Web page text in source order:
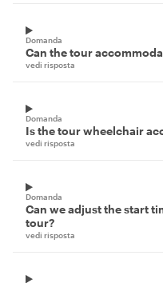
Domanda
Can the tour
vedi risposta
Domanda
Is the tour wheelchair
vedi risposta
Domanda
Can we adjust the start
tour?
vedi risposta